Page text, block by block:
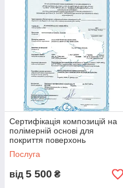
Сертифікація композицій на
полімерній основі для
покриття поверхонь
Послуга
від 5 500 ₴